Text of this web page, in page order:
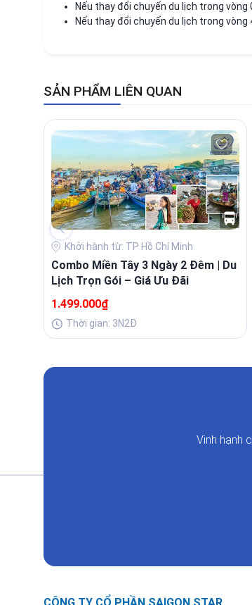
Nếu thay đổi chuyến du lịch trong
Nếu thay đổi chuyến du lịch trong
SẢN PHẨM LIÊN QUAN
Khởi hành từ: TP Hồ Chí Minh
Combo Miền Tây 3 Ngày 2 Đêm | Du
Lịch Trọn Gói – Giá Ưu Đãi
1.499.000₫
Thời gian: 3N2Đ
Vinh hạnh